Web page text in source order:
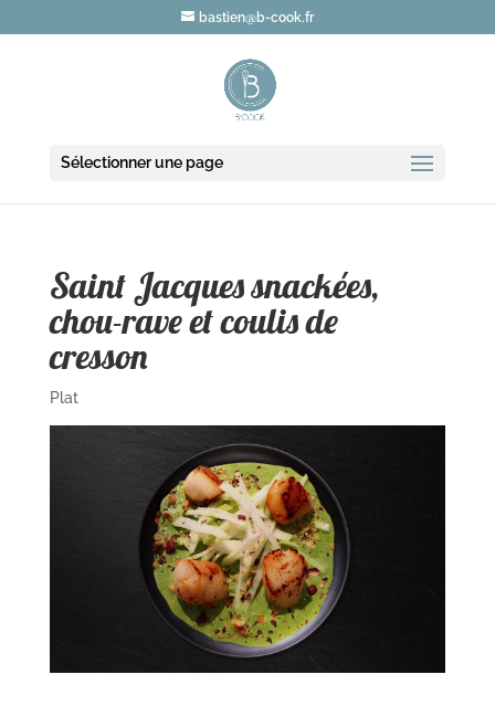
bastien@b-cook.fr
Sélectionner une page
Saint Jacques snackées,
chou-rave et coulis de
cresson
Plat